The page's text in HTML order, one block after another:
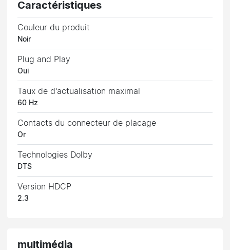
Caractéristiques
Couleur du produit
Noir
Plug and Play
Oui
Taux de d'actualisation maximal
60 Hz
Contacts du connecteur de placage
Or
Technologies Dolby
DTS
Version HDCP
2.3
multimédia